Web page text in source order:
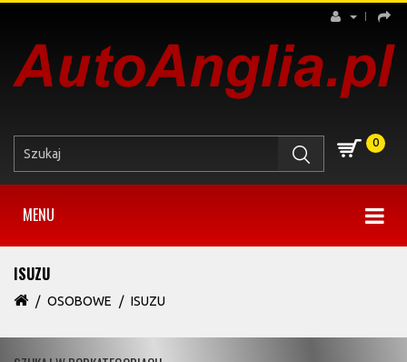
0
MENU
ISUZU
OSOBOWE ISUZU